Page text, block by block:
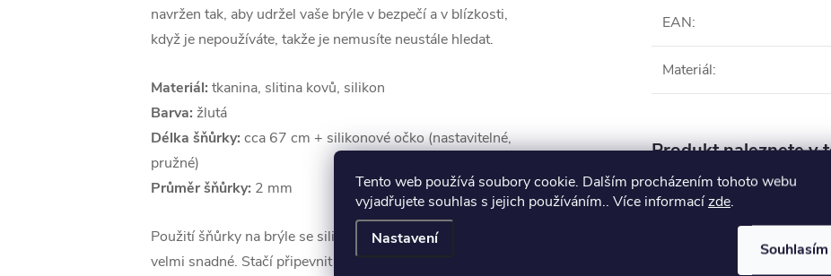
Tento web používá soubory cookie. Dalším procházením tohoto webu
vyjadřujete souhlas s jejich používáním.. Více informacízde.
Nastavení
Souhlasím
navržen tak, aby udržel vaše brýle v bezpečí a v blízkosti,
když je nepoužíváte, takže je nemusíte neustále hledat.
Materiál: tkanina, slitina kovů, silikon
Barva: žlutá
Délka šňůrky: cca 67 cm + silikonové očko (nastavitelné,
pružné)
Průměr šňůrky: 2 mm
Použití šňůrky na brýle se silikonovými očky na konci je
velmi snadné. Stačí připevnit šňůrku na nožičky vašich brýlí
EAN:
Materiál:
Produkt naleznete v
Módní doplňky